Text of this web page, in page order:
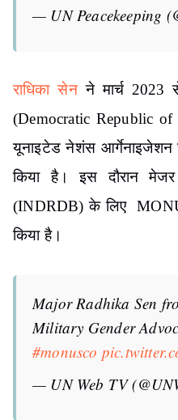
— UN Peacekeeping
राधिका सेनने मार्च 2023
(Democratic Republic of
यूनाइटेड नेशंस
किया है। इस दौरान मेजर
(INDRDB) के लिए
किया है।
Major Radhika Sen
Military Gender
#monusco
— UN Web TV